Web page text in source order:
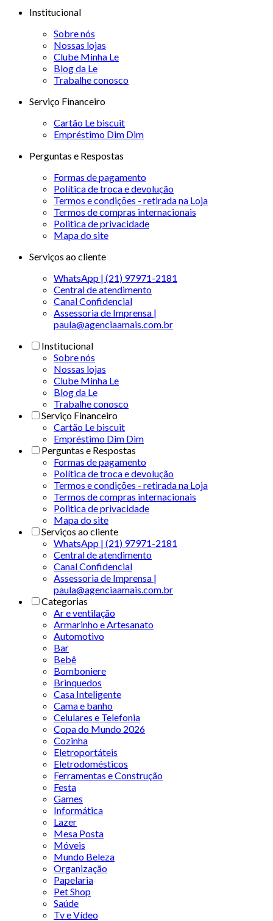
Institucional
Sobre nós
Nossas lojas
Clube Minha Le
Blog da Le
Trabalhe conosco
Serviço Financeiro
Cartão Le biscuit
Empréstimo Dim Dim
Perguntas e Respostas
Formas de pagamento
Política de troca e devolução
Termos e condições - retirada na Loja
Termos de compras internacionais
Politica de privacidade
Mapa do site
Serviços ao cliente
WhatsApp | (21) 97971-2181
Central de atendimento
Canal Confidencial
Assessoria de Imprensa |
paula@agenciaamais.com.br
Institucional
Sobre nós
Nossas lojas
Clube Minha Le
Blog da Le
Trabalhe conosco
Serviço Financeiro
Cartão Le biscuit
Empréstimo Dim Dim
Perguntas e Respostas
Formas de pagamento
Política de troca e devolução
Termos e condições - retirada na Loja
Termos de compras internacionais
Politica de privacidade
Mapa do site
Serviços ao cliente
WhatsApp | (21) 97971-2181
Central de atendimento
Canal Confidencial
Assessoria de Imprensa |
paula@agenciaamais.com.br
Categorias
Ar e ventilação
Armarinho e Artesanato
Automotivo
Bar
Bebê
Bomboniere
Brinquedos
Casa Inteligente
Cama e banho
Celulares e Telefonia
Copa do Mundo 2026
Cozinha
Eletroportáteis
Eletrodomésticos
Ferramentas e Construção
Festa
Games
Informática
Lazer
Mesa Posta
Móveis
Mundo Beleza
Organização
Papelaria
Pet Shop
Saúde
Tv e Vídeo